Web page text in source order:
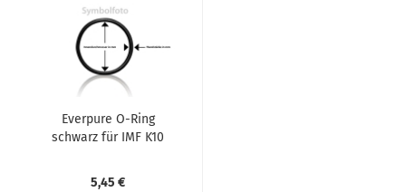
Everpure O-Ring
schwarz für IMF K10
5,45 €